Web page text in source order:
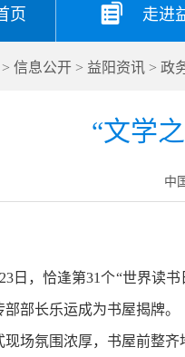
页 走进
> 信息公开 > 益阳资讯 > 政
“文学
中
，恰逢第31个“世界读书
部长乐运成为书屋揭牌。
氛围浓厚，书屋前整齐